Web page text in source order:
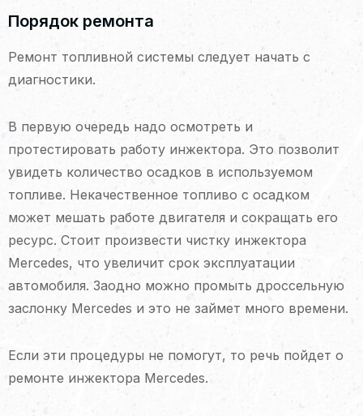
Порядок ремонта
Ремонт топливной системы следует начать с
диагностики.
В первую очередь надо осмотреть и
протестировать работу инжектора. Это позволит
увидеть количество осадков в используемом
топливе. Некачественное топливо с осадком
может мешать работе двигателя и сокращать его
ресурс. Стоит произвести чистку инжектора
Mercedes, что увеличит срок эксплуатации
автомобиля. Заодно можно промыть дроссельную
заслонку Mercedes и это не займет много времени.
Если эти процедуры не помогут, то речь пойдет о
ремонте инжектора Mercedes.